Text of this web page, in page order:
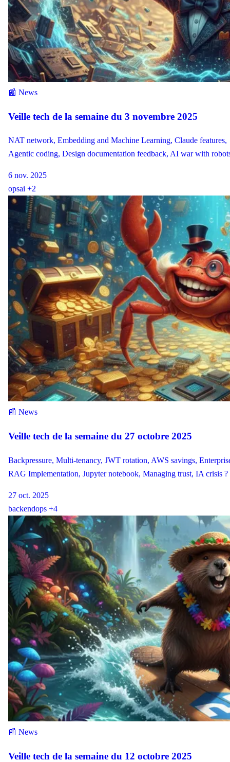
📰 News
Veille tech de la semaine du 3 novembre 2025
NAT network, Embedding and Machine Learning, Claude features,
Agentic coding, Design documentation feedback, AI war with
6 nov. 2025
opsai +2
📰 News
Veille tech de la semaine du 27 octobre 2025
Backpressure, Multi-tenancy, JWT rotation, AWS savings,
RAG Implementation, Jupyter notebook, Managing trust, IA crisis ?
27 oct. 2025
backendops +4
📰 News
Veille tech de la semaine du 12 octobre 2025